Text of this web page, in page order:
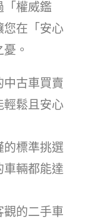
「權威鑑
您在「安心
。
中古車買賣
輕鬆且安心
的標準挑選
車輛都能達
觀的二手車